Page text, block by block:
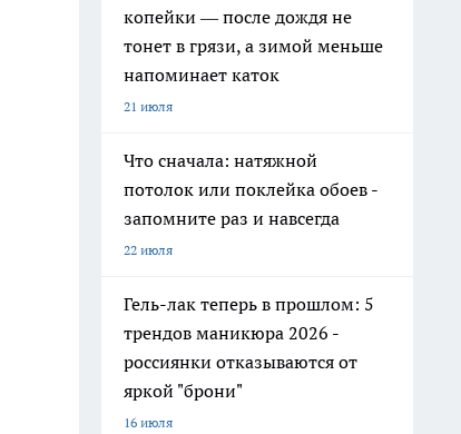
копейки — после дождя не
тонет в грязи, а зимой меньше
напоминает каток
21 июля
Что сначала: натяжной
потолок или поклейка обоев -
запомните раз и навсегда
22 июля
Гель-лак теперь в прошлом: 5
трендов маникюра 2026 -
россиянки отказываются от
яркой "брони"
16 июля